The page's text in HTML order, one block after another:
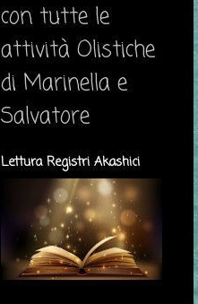
con tutte le
attività Olistiche
di Marinella e
Salvatore
Lettura Registri Akashici